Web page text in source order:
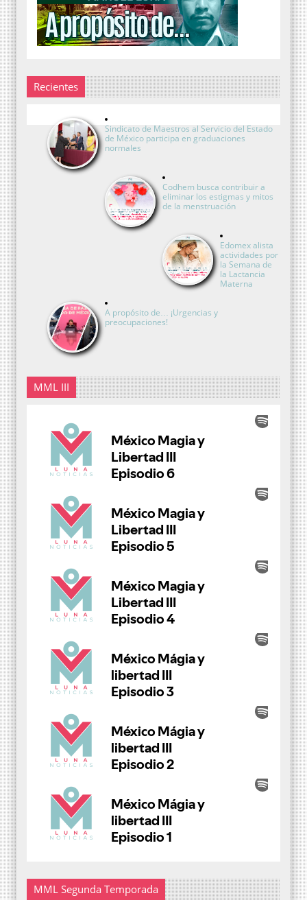
Recientes
Sindicato de Maestros al Servicio del Estado
de México participa en graduaciones
normales
Codhem busca contribuir a
eliminar los estigmas y mitos
de la menstruación
Edomex alista
actividades por
la Semana de
la Lactancia
Materna
A propósito de… ¡Urgencias y
preocupaciones!
MML III
MML Segunda Temporada